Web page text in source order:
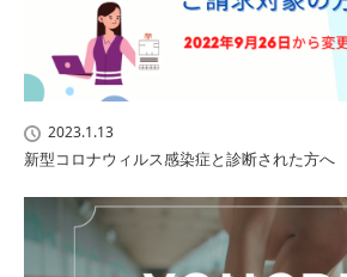
2023.1.13
新型コロナウィルス感染症と診断された方へ